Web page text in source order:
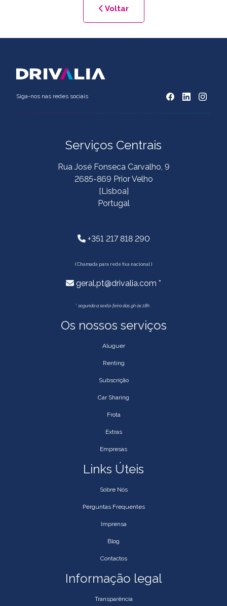
Voltar
Siga-nos nas redes sociais
Serviços Centrais
Rua José Fonseca Carvalho, 9
2685-869 Prior Velho
[Lisboa]
Portugal
+351 217 818 290
( Chamada para rede fixa nacional )
geral.pt@drivalia.com *
* segunda a sexta-feira das 9h às 18h .
Os nossos serviços
Aluguer
Renting
Subscrição
Car Sharing
Frota
Extras
Empresas
Links Úteis
Sobre Nós
Perguntas Frequentes
Imprensa
Blog
Contactos
Informação legal
Transparência